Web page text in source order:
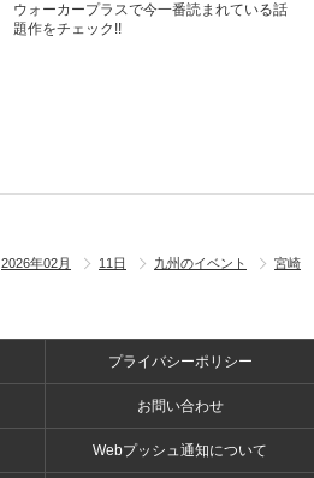
ウォーカープラスで今一番読まれている話
題作をチェック!!
2026年02月 11日 九州のイベント
宮崎
プライバシーポリシー
お問い合わせ
Webプッシュ通知について